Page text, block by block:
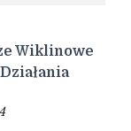
Wiklinowe